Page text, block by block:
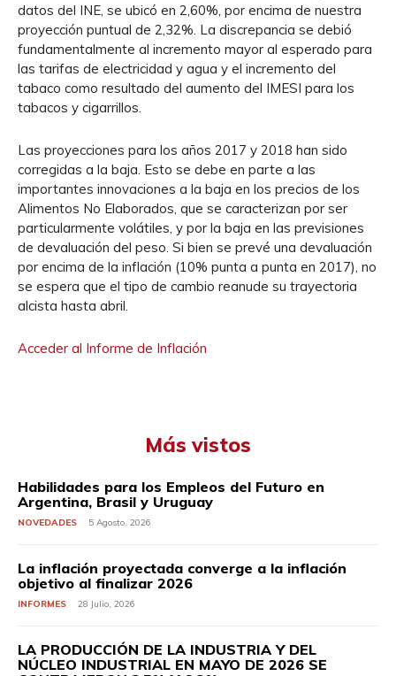
datos del INE, se ubicó en 2,60%, por encima de nuestra
proyección puntual de 2,32%. La discrepancia se debió
fundamentalmente al incremento mayor al esperado para
las tarifas de electricidad y agua y el incremento del
tabaco como resultado del aumento del IMESI para los
tabacos y cigarrillos.
Las proyecciones para los años 2017 y 2018 han sido
corregidas a la baja. Esto se debe en parte a las
importantes innovaciones a la baja en los precios de los
Alimentos No Elaborados, que se caracterizan por ser
particularmente volátiles, y por la baja en las previsiones
de devaluación del peso. Si bien se prevé una devaluación
por encima de la inflación (10% punta a punta en 2017), no
se espera que el tipo de cambio reanude su trayectoria
alcista hasta abril.
Acceder al Informe de Inflación
Más vistos
Habilidades para los Empleos del Futuro en
Argentina, Brasil y Uruguay
NOVEDADES 5 Agosto, 2026
La inflación proyectada converge a la inflación
objetivo al finalizar 2026
INFORMES 28 Julio, 2026
LA PRODUCCIÓN DE LA INDUSTRIA Y DEL
NÚCLEO INDUSTRIAL EN MAYO DE 2026 SE